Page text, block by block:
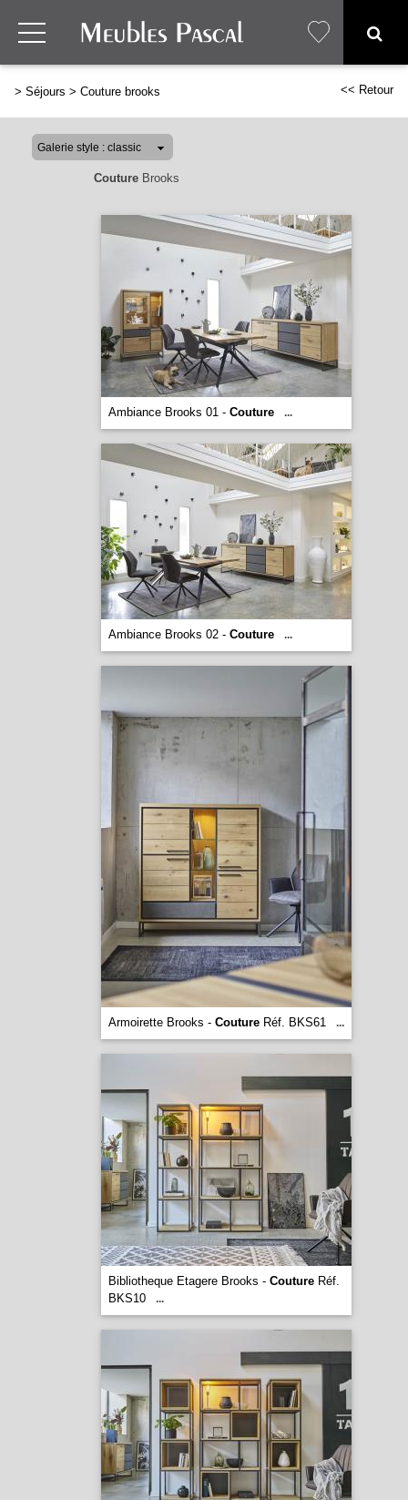
> Séjours > Couture brooks << Retour
CoutureBrooks
Ambiance Brooks 01 - Couture ...
Ambiance Brooks 02 - Couture ...
Armoirette Brooks - CoutureRéf. BKS61 ...
Bibliotheque Etagere Brooks - CoutureRéf.
BKS10
...